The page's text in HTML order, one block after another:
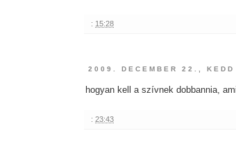
: 15:28
2009. DECEMBER 22., KEDD
hogyan kell a szívnek dobbannia,
: 23:43